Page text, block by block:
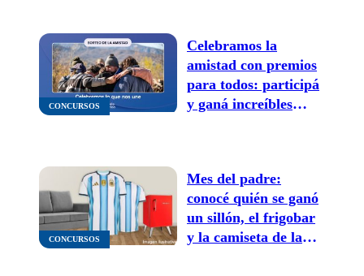
CONCURSOS
Celebramos la
amistad con premios
para todos: participá
y ganá increíbles
CONCURSOS
Mes del padre:
conocé quién se ganó
un sillón, el frigobar
y la camiseta de la